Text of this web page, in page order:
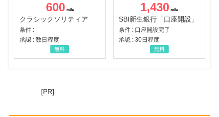
600
クラシックソリティア
条件 :
承認 : 数日程度
無料
1,430
SBI新生銀行「口座開設」
条件 : 口座開設完了
承認 : 30日程度
無料
[PR]